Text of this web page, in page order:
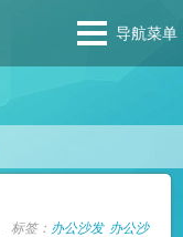
导航菜单
标签： 办公沙发 办公沙